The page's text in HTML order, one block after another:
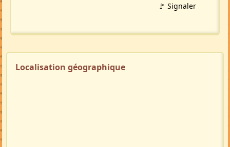
🚩 Signaler
Localisation géographique